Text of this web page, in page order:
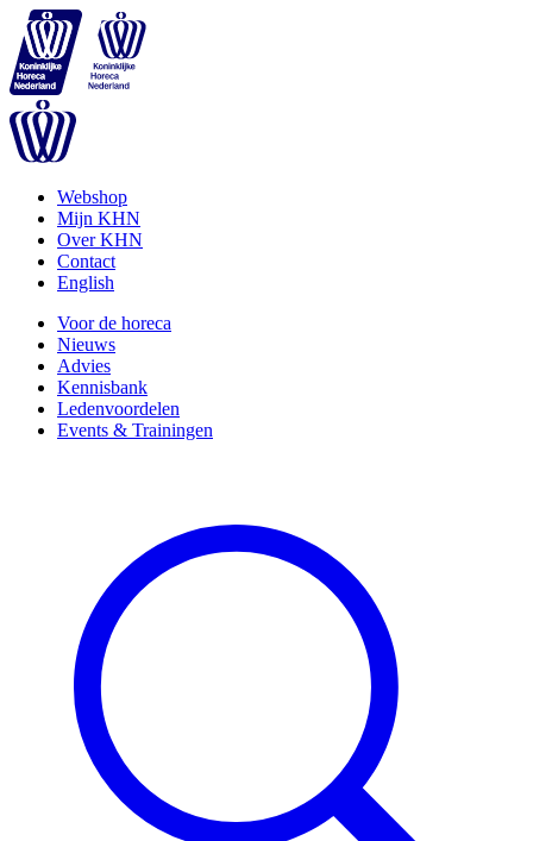
Webshop
Mijn KHN
Over KHN
Contact
English
Voor de horeca
Nieuws
Advies
Kennisbank
Ledenvoordelen
Events & Trainingen